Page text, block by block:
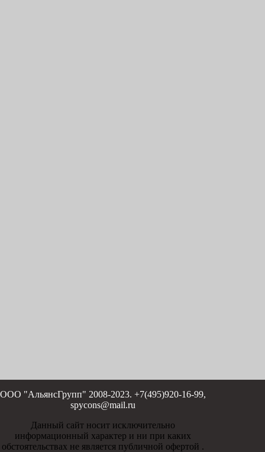
ООО "АльянсГрупп" 2008-2023. +7(495)920-16-99,
spycons@mail.ru
Данный сайт носит исключительно
информационный характер и ни при каких
обстоятельствах не является публичной офертой .